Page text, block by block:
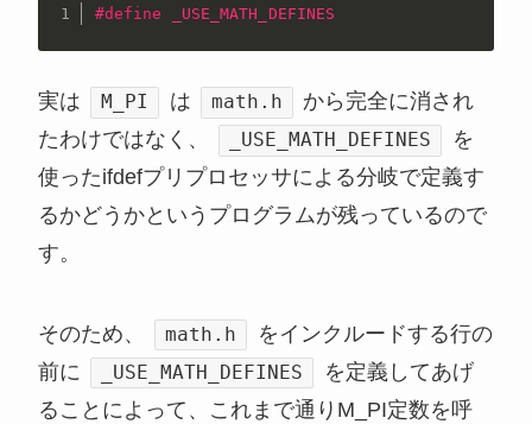
#define _USE_MATH_DEFINES
実は M_PI は math.h
から完全に消され
たわけではなく、
_USE_MATH_DEFINES
を
使ったifdefプリプロセッサによる分岐で定義す
るかどうかというプログラムが残っているので
す。
そのため、 math.h
をインクルードする行の
前に
_USE_MATH_DEFINES
を定義してあげ
ることによって、これまで通りM_PI定数を呼